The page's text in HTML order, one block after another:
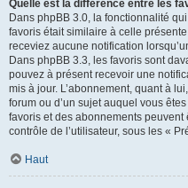
Quelle est la différence entre les
Dans phpBB 3.0, la fonctionnalité
favoris était similaire à celle
receviez aucune notification
Dans phpBB 3.3, les favoris sont
pouvez à présent recevoir une
mis à jour. L’abonnement, quant à
forum ou d’un sujet auquel vous
favoris et des abonnements
contrôle de l’utilisateur, sous les «
Haut